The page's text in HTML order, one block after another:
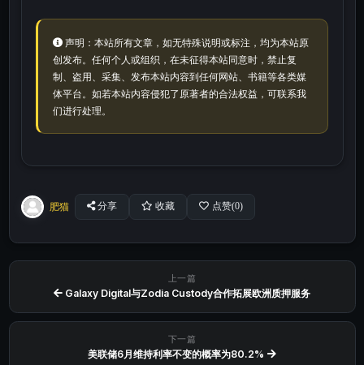
声明：本站所有文章，如无特殊说明或标注，均为本站原
创发布。任何个人或组织，在未征得本站同意时，禁止复
制、盗用、采集、发布本站内容到任何网站、书籍等各类媒
体平台。如若本站内容侵犯了原著者的合法权益，可联系我
们进行处理。
肥猫 分享 收藏 点赞(0)
上一篇
Galaxy Digital与Zodia Custody合作拓展欧洲质押服务
下一篇
美联储6月维持利率不变的概率为80.2%